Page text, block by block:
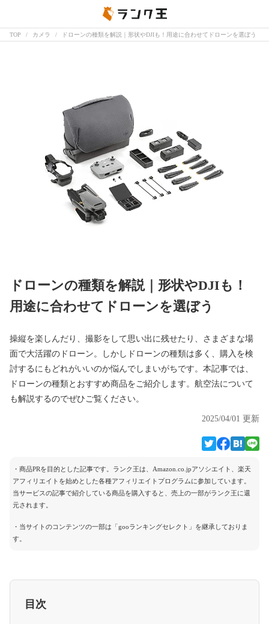
TOP カメラ ドローンの種類を解説｜形状やDJIも！用途に合わせてドローンを選ぼう
ドローンの種類を解説｜形状やDJIも！
用途に合わせてドローンを選ぼう
操縦を楽しんだり、撮影をして思い出に残せたり、さまざまな場
面で大活躍のドローン。しかしドローンの種類は多く、購入を検
討するにもどれがいいのか悩んでしまいがちです。本記事では、
ドローンの種類とおすすめ商品をご紹介します。航空法について
も解説するのでぜひご覧ください。
2025/04/01 更新
・商品PRを目的とした記事です。ランク王は、Amazon.co.jpアソシエイト、楽天
アフィリエイトを始めとした各種アフィリエイトプログラムに参加しています。
当サービスの記事で紹介している商品を購入すると、売上の一部がランク王に還
元されます。
・当サイトのコンテンツの一部は「gooランキングセレクト」を継承しておりま
す。
目次